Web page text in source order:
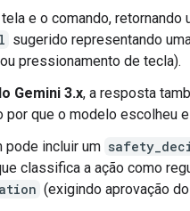
e o comando, retornando
sugerido representando
pressionamento de tecla).
Gemini 3.x, a resposta
por que o modelo escolheu
pode incluir um
classifica a ação como
(exigindo aprovação